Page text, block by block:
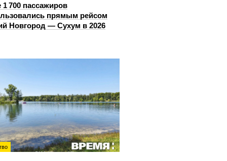
1 700 пассажиров
прямым рейсом
Новгород — Сухум в 2026